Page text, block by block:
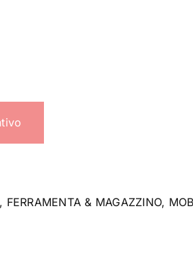
, FERRAMENTA & MAGAZZINO,